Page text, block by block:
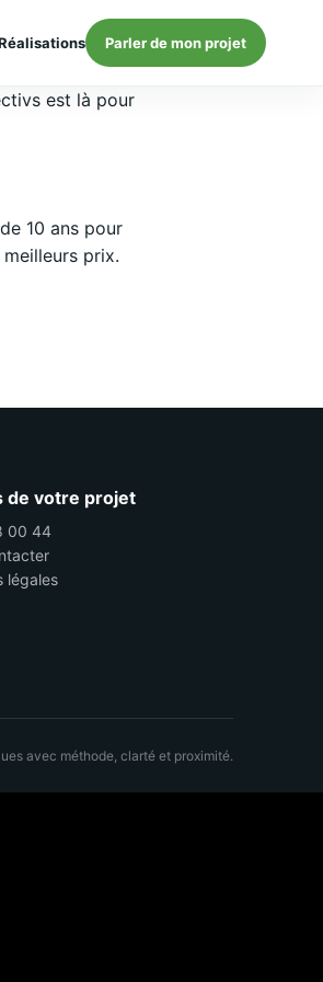
Parler de mon projet
est là pour
10 ans pour
prix.
de votre projet
00 44
légales
avec méthode, clarté et proximité.